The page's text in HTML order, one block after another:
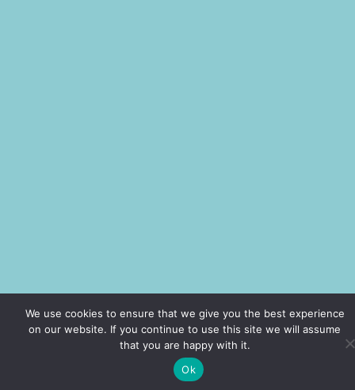
Laisser un commentaire
We use cookies to ensure that we give you the best experience
on our website. If you continue to use this site we will assume
that you are happy with it.
Ok